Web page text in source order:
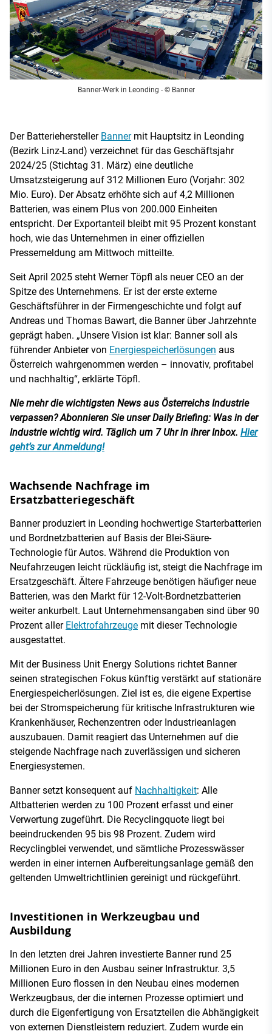
Banner-Werk in Leonding - © Banner
Der Batteriehersteller Bannermit Hauptsitz in Leonding
(Bezirk Linz-Land) verzeichnet für das Geschäftsjahr
2024/25 (Stichtag 31. März) eine deutliche
Umsatzsteigerung auf 312 Millionen Euro (Vorjahr: 302
Mio. Euro). Der Absatz erhöhte sich auf 4,2 Millionen
Batterien, was einem Plus von 200.000 Einheiten
entspricht. Der Exportanteil bleibt mit 95 Prozent konstant
hoch, wie das Unternehmen in einer offiziellen
Pressemeldung am Mittwoch mitteilte.
Seit April 2025 steht Werner Töpfl als neuer CEO an der
Spitze des Unternehmens. Er ist der erste externe
Geschäftsführer in der Firmengeschichte und folgt auf
Andreas und Thomas Bawart, die Banner über Jahrzehnte
geprägt haben. „Unsere Vision ist klar: Banner soll als
führender Anbieter von Energiespeicherlösungen aus
Österreich wahrgenommen werden – innovativ, profitabel
und nachhaltig“, erklärte Töpfl.
Nie mehr die wichtigsten News aus Österreichs Industrie
verpassen? Abonnieren Sie unser Daily Briefing: Was in der
Industrie wichtig wird. Täglich um 7 Uhr in ihrer Inbox. Hier
geht’s zur Anmeldung!
Wachsende Nachfrage im
Ersatzbatteriegeschäft
Banner produziert in Leonding hochwertige Starterbatterien
und Bordnetzbatterien auf Basis der Blei-Säure-
Technologie für Autos. Während die Produktion von
Neufahrzeugen leicht rückläufig ist, steigt die Nachfrage im
Ersatzgeschäft. Ältere Fahrzeuge benötigen häufiger neue
Batterien, was den Markt für 12-Volt-Bordnetzbatterien
weiter ankurbelt. Laut Unternehmensangaben sind über 90
Prozent aller Elektrofahrzeuge mit dieser Technologie
ausgestattet.
Mit der Business Unit Energy Solutions richtet Banner
seinen strategischen Fokus künftig verstärkt auf stationäre
Energiespeicherlösungen. Ziel ist es, die eigene Expertise
bei der Stromspeicherung für kritische Infrastrukturen wie
Krankenhäuser, Rechenzentren oder Industrieanlagen
auszubauen. Damit reagiert das Unternehmen auf die
steigende Nachfrage nach zuverlässigen und sicheren
Energiesystemen.
Banner setzt konsequent auf Nachhaltigkeit: Alle
Altbatterien werden zu 100 Prozent erfasst und einer
Verwertung zugeführt. Die Recyclingquote liegt bei
beeindruckenden 95 bis 98 Prozent. Zudem wird
Recyclingblei verwendet, und sämtliche Prozesswässer
werden in einer internen Aufbereitungsanlage gemäß den
geltenden Umweltrichtlinien gereinigt und rückgeführt.
Investitionen in Werkzeugbau und
Ausbildung
In den letzten drei Jahren investierte Banner rund 25
Millionen Euro in den Ausbau seiner Infrastruktur. 3,5
Millionen Euro flossen in den Neubau eines modernen
Werkzeugbaus, der die internen Prozesse optimiert und
durch die Eigenfertigung von Ersatzteilen die Abhängigkeit
von externen Dienstleistern reduziert. Zudem wurde ein